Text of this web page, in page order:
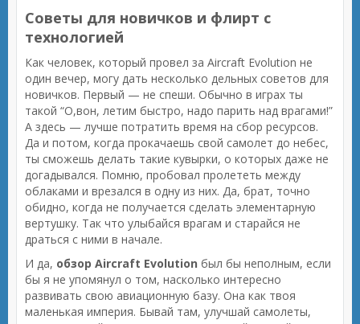
Советы для новичков и флирт с
технологией
Как человек, который провел за Aircraft Evolution не
один вечер, могу дать несколько дельных советов для
новичков. Первый — не спеши. Обычно в играх ты
такой “О,вон, летим быстро, надо парить над врагами!”
А здесь — лучше потратить время на сбор ресурсов.
Да и потом, когда прокачаешь свой самолет до небес,
ты сможешь делать такие кувырки, о которых даже не
догадывался. Помню, пробовал пролететь между
облаками и врезался в одну из них. Да, брат, точно
обидно, когда не получается сделать элементарную
вертушку. Так что улыбайся врагам и старайся не
драться с ними в начале.
И да, обзор Aircraft Evolution был бы неполным, если
бы я не упомянул о том, насколько интересно
развивать свою авиационную базу. Она как твоя
маленькая империя. Бывай там, улучшай самолеты,